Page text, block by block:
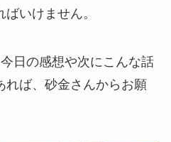
いけません。
日の感想や次にこんな話
れば、砂金さんからお願